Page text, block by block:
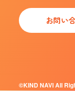
お問い
©KIND NAVI All